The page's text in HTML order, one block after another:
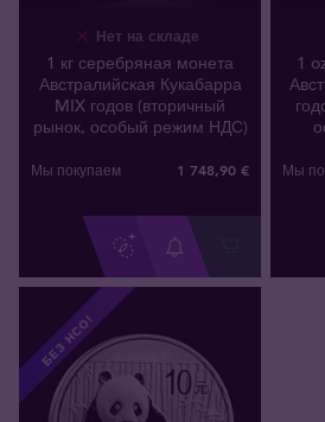
Нет на складе
1 кг серебряная монета
Австралийская Кукабарра
MIX годов (вторичный
рынок, особый режим НДС)
Мы покупаем 1 748,90 €
1
Мы
БЕЗ НСО!